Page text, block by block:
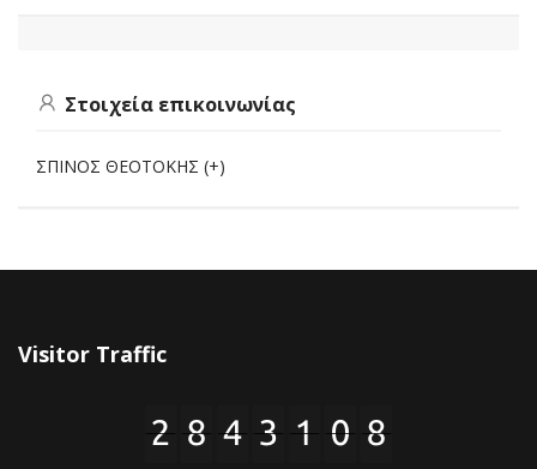
Στοιχεία επικοινωνίας
ΣΠΙΝΟΣ ΘΕΟΤΟΚΗΣ (+)
Visitor Traffic